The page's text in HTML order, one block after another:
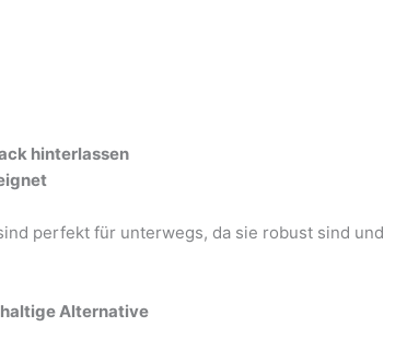
hinterlassen
perfekt für unterwegs, da sie robust sind und
Alternative